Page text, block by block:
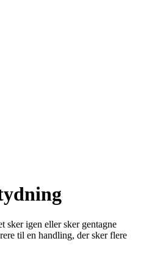
sker igen eller sker gentagne
til en handling, der sker flere